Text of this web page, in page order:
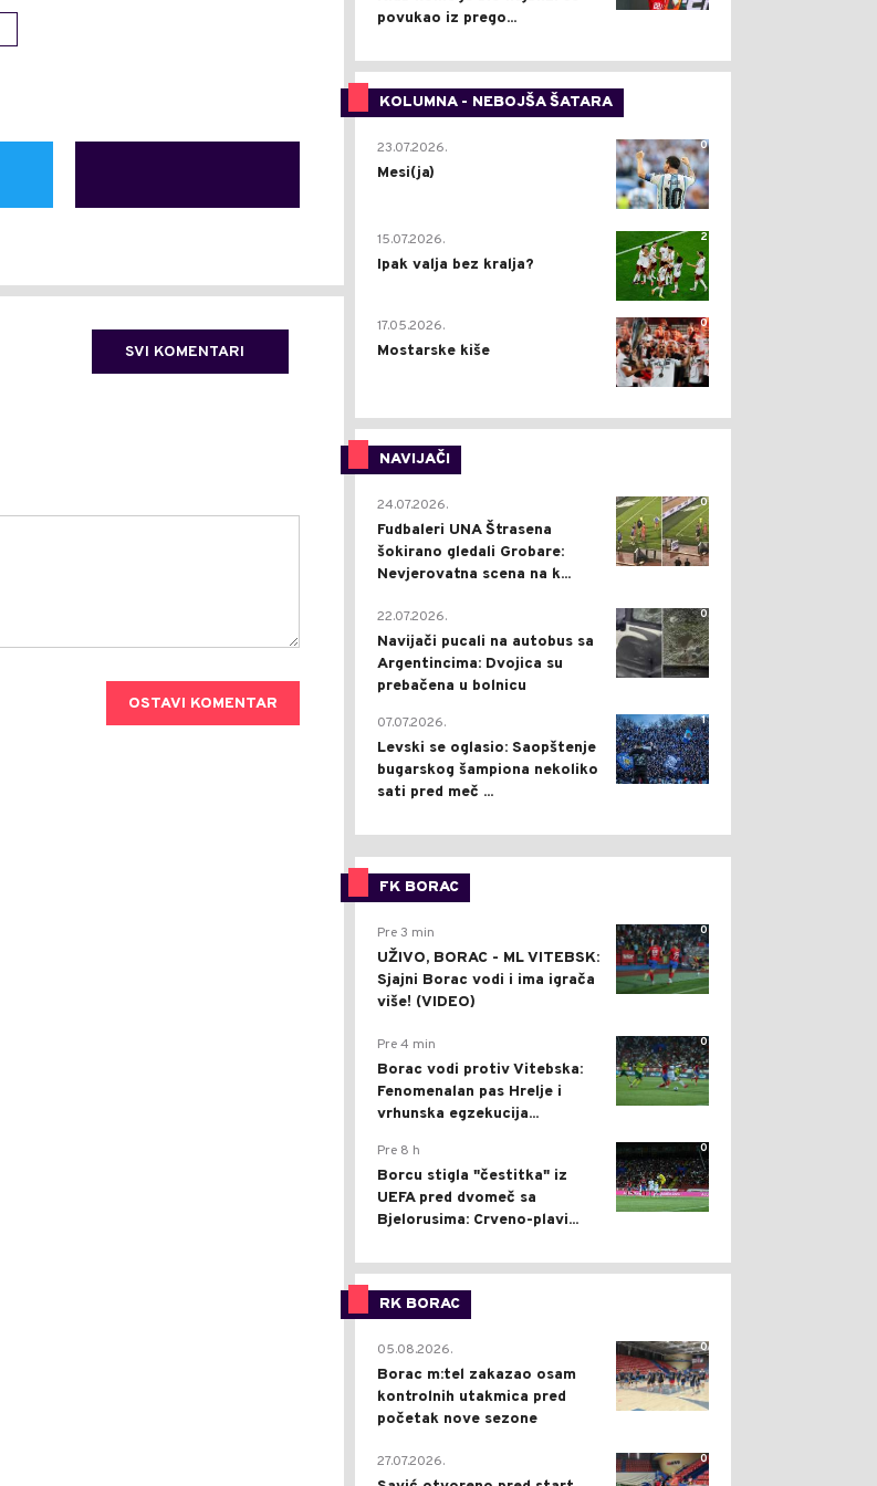
SVI KOMENTARI
OSTAVI KOMENTAR
povukao iz prego...
KOLUMNA - NEBOJŠA ŠATARA
0
23.07.2026.
Mesi(ja)
2
15.07.2026.
Ipak valja bez kralja?
0
17.05.2026.
Mostarske kiše
NAVIJAČI
0
24.07.2026.
Fudbaleri UNA Štrasena
šokirano gledali Grobare:
Nevjerovatna scena na k...
0
22.07.2026.
Navijači pucali na autobus sa
Argentincima: Dvojica su
prebačena u bolnicu
1
07.07.2026.
Levski se oglasio: Saopštenje
bugarskog šampiona nekoliko
sati pred meč ...
FK BORAC
0
Pre 3 min
UŽIVO, BORAC - ML VITEBSK:
Sjajni Borac vodi i ima igrača
više! (VIDEO)
0
Pre 4 min
Borac vodi protiv Vitebska:
Fenomenalan pas Hrelje i
vrhunska egzekucija...
0
Pre 8 h
Borcu stigla "čestitka" iz
UEFA pred dvomeč sa
Bjelorusima: Crveno-plavi...
RK BORAC
0
05.08.2026.
Borac m:tel zakazao osam
kontrolnih utakmica pred
početak nove sezone
0
27.07.2026.